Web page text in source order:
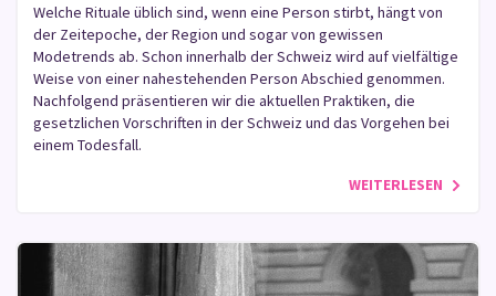
Welche Rituale üblich sind, wenn eine Person stirbt, hängt von
der Zeitepoche, der Region und sogar von gewissen
Modetrends ab. Schon innerhalb der Schweiz wird auf vielfältige
Weise von einer nahestehenden Person Abschied genommen.
Nachfolgend präsentieren wir die aktuellen Praktiken, die
gesetzlichen Vorschriften in der Schweiz und das Vorgehen bei
einem Todesfall.
WEITERLESEN